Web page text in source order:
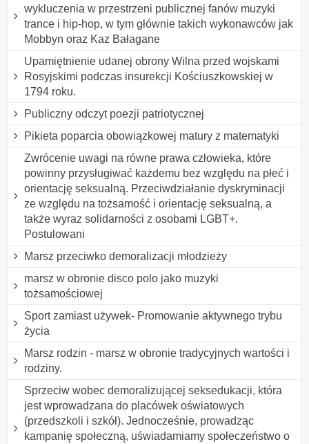
wykluczenia w przestrzeni publicznej fanów muzyki
trance i hip-hop, w tym głównie takich wykonawców jak
Mobbyn oraz Kaz Bałagane
Upamiętnienie udanej obrony Wilna przed wojskami
Rosyjskimi podczas insurekcji Kościuszkowskiej w
1794 roku.
Publiczny odczyt poezji patriotycznej
Pikieta poparcia obowiązkowej matury z matematyki
Zwrócenie uwagi na równe prawa człowieka, które
powinny przysługiwać każdemu bez względu na płeć i
orientację seksualną. Przeciwdziałanie dyskryminacji
ze względu na tożsamość i orientację seksualną, a
także wyraz solidarności z osobami LGBT+.
Postulowani
Marsz przeciwko demoralizacji młodzieży
marsz w obronie disco polo jako muzyki
tożsamościowej
Sport zamiast używek- Promowanie aktywnego trybu
życia
Marsz rodzin - marsz w obronie tradycyjnych wartości i
rodziny.
Sprzeciw wobec demoralizującej seksedukacji, która
jest wprowadzana do placówek oświatowych
(przedszkoli i szkół). Jednocześnie, prowadząc
kampanię społeczną, uświadamiamy społeczeństwo o